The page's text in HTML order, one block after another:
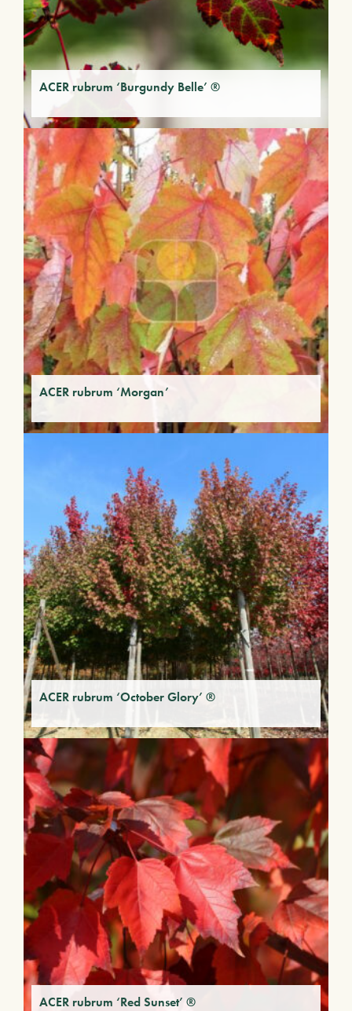
ACER rubrum ‘Burgundy Belle’ ®
ACER rubrum ‘Morgan’
ACER rubrum ‘October Glory’ ®
ACER rubrum ‘Red Sunset’ ®